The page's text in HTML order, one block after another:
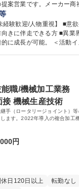
案営業です。メーカー商
と他社製品調達も含めた
ています。 ◆顧客ニーズや課題を主
けた最適な商品やサービ
顧客密着型営業です。 ◆
ーカー商社の強みを活か
。 募集職種 【千葉】製造業向
｜未経験歓迎｜年休125日
経験歓迎/人物重視】 ■意
きに伴走できる方 ■異業
活動イメージ＞提案先は工場
） ＜組織風土＞組織横
共有システムを通じて、
スが得られる仕組みがあ
学力：
自動車
能職/機械加工業
機械生産技術
手（ロータリージョイント）
ます。2022年導入の複合加工
ションです。
円
休日120日以上 転勤なし